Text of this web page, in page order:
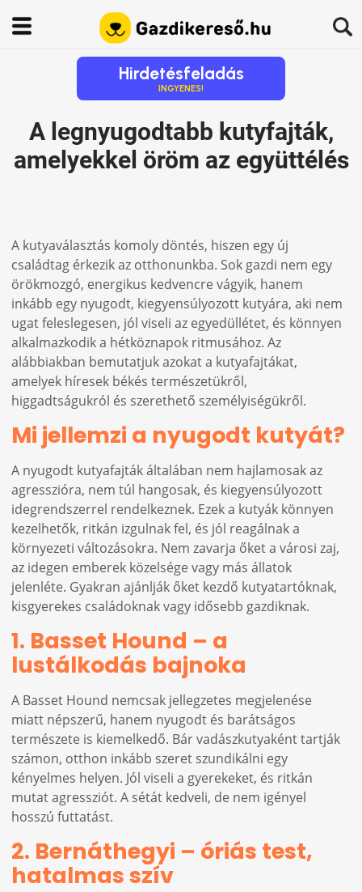
Hirdetésfeladás
INGYENES!
A legnyugodtabb kutyfajták,
amelyekkel öröm az együttélés
A kutyaválasztás komoly döntés, hiszen egy új
családtag érkezik az otthonunkba. Sok gazdi nem egy
örökmozgó, energikus kedvencre vágyik, hanem
inkább egy nyugodt, kiegyensúlyozott kutyára, aki nem
ugat feleslegesen, jól viseli az egyedüllétet, és könnyen
alkalmazkodik a hétköznapok ritmusához. Az
alábbiakban bemutatjuk azokat a kutyafajtákat,
amelyek híresek békés természetükről,
higgadtságukról és szerethető személyiségükről.
Mi jellemzi a nyugodt kutyát?
A nyugodt kutyafajták általában nem hajlamosak az
agresszióra, nem túl hangosak, és kiegyensúlyozott
idegrendszerrel rendelkeznek. Ezek a kutyák könnyen
kezelhetők, ritkán izgulnak fel, és jól reagálnak a
környezeti változásokra. Nem zavarja őket a városi zaj,
az idegen emberek közelsége vagy más állatok
jelenléte. Gyakran ajánlják őket kezdő kutyatartóknak,
kisgyerekes családoknak vagy idősebb gazdiknak.
1. Basset Hound – a
lustálkodás bajnoka
A Basset Hound nemcsak jellegzetes megjelenése
miatt népszerű, hanem nyugodt és barátságos
természete is kiemelkedő. Bár vadászkutyaként tartják
számon, otthon inkább szeret szundikálni egy
kényelmes helyen. Jól viseli a gyerekeket, és ritkán
mutat agressziót. A sétát kedveli, de nem igényel
hosszú futtatást.
2. Bernáthegyi – óriás test,
hatalmas szív